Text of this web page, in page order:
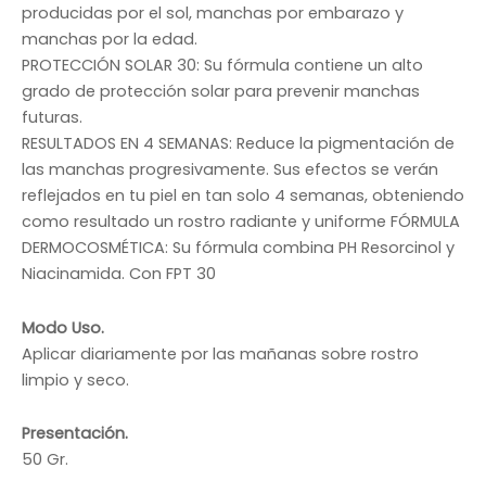
producidas por el sol, manchas por embarazo y
manchas por la edad.
PROTECCIÓN SOLAR 30: Su fórmula contiene un alto
grado de protección solar para prevenir manchas
futuras.
RESULTADOS EN 4 SEMANAS: Reduce la pigmentación de
las manchas progresivamente. Sus efectos se verán
reflejados en tu piel en tan solo 4 semanas, obteniendo
como resultado un rostro radiante y uniforme FÓRMULA
DERMOCOSMÉTICA: Su fórmula combina PH Resorcinol y
Niacinamida. Con FPT 30
Modo Uso.
Aplicar diariamente por las mañanas sobre rostro
limpio y seco.
Presentación.
50 Gr.